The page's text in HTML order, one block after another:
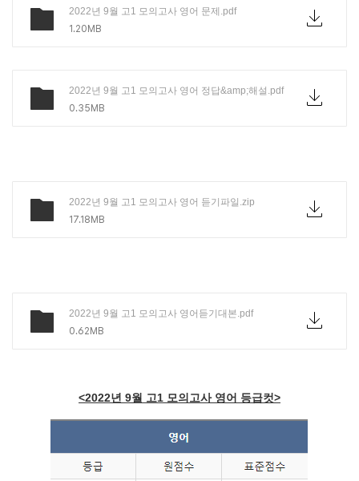
2022년 9월 고1 모의고사 영어 문제.pdf
1.20MB
2022년 9월 고1 모의고사 영어 정답&amp;해설.pdf
0.35MB
2022년 9월 고1 모의고사 영어 듣기파일.zip
17.18MB
2022년 9월 고1 모의고사 영어듣기대본.pdf
0.62MB
<2022년 9월 고1 모의고사 영어 등급컷>